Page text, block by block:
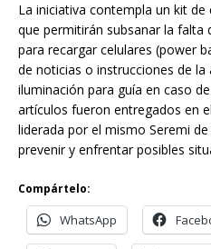
La iniciativa contempla un kit
que permitirán subsanar la falta
para recargar celulares (power
de noticias o instrucciones de
iluminación para guía en caso
artículos fueron entregados en
liderada por el mismo Seremi
prevenir y enfrentar posibles
Compártelo:
WhatsApp